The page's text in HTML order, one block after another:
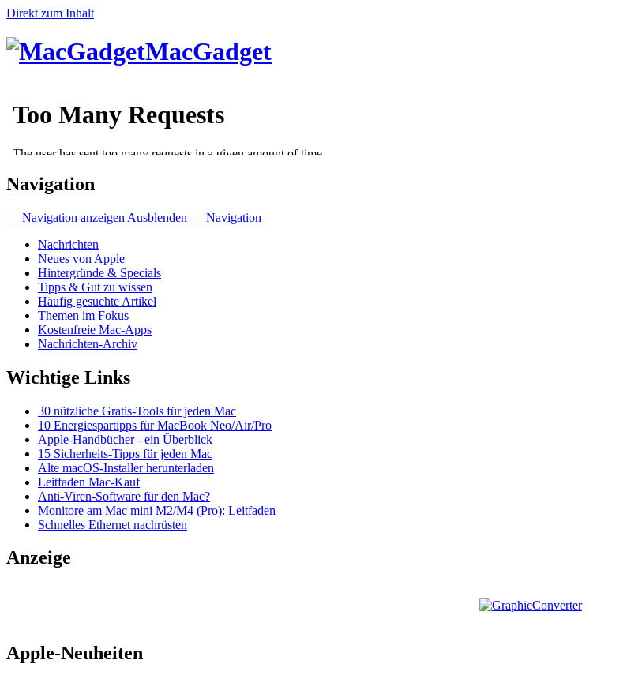
Direkt zum Inhalt
MacGadget
Navigation
— Navigation anzeigen Ausblenden — Navigation
Nachrichten
Neues von Apple
Hintergründe & Specials
Tipps & Gut zu wissen
Häufig gesuchte Artikel
Themen im Fokus
Kostenfreie Mac-Apps
Nachrichten-Archiv
Wichtige Links
30 nützliche Gratis-Tools für jeden Mac
10 Energiespartipps für MacBook Neo/Air/Pro
Apple-Handbücher - ein Überblick
15 Sicherheits-Tipps für jeden Mac
Alte macOS-Installer herunterladen
Leitfaden Mac-Kauf
Anti-Viren-Software für den Mac?
Monitore am Mac mini M2/M4 (Pro): Leitfaden
Schnelles Ethernet nachrüsten
Anzeige
Apple-Neuheiten